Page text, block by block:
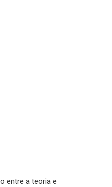
entre a teoria e